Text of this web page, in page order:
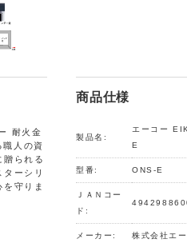
耐火金
人の資
贈られる
ーシリ
守りま
商品仕様
製品名:
エーコー
E
型番: ONS-E
ＪＡＮコー
ド:
メーカー: 株式会社エ